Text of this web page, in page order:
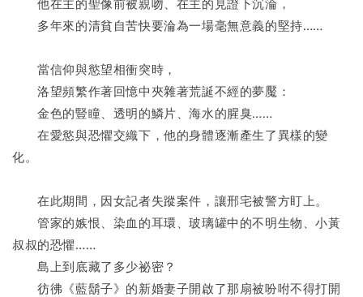
多年來的清貧自苦快要淪為一場毫無意義的堅持……
當信仰與慾望相衝突時，
洛望頻繁作著回憶中夾雜著荒誕不經的夢魘：
金色的豎瞳、透明的鱗片、海水的腥臭……
在愛慾與恐懼交織下，他的身體逐漸產生了異樣的變
化。
在此期間，因女記者失蹤案件，讓邢宅被警方盯上。
管家的嫉恨、染血的耳環、玻璃罐中的不明生物、小黃
叔叔的恐懼……
島上到底藏了多少祕密？
彷彿《藍鬍子》的新婚妻子開啟了那扇被吩咐不得打開